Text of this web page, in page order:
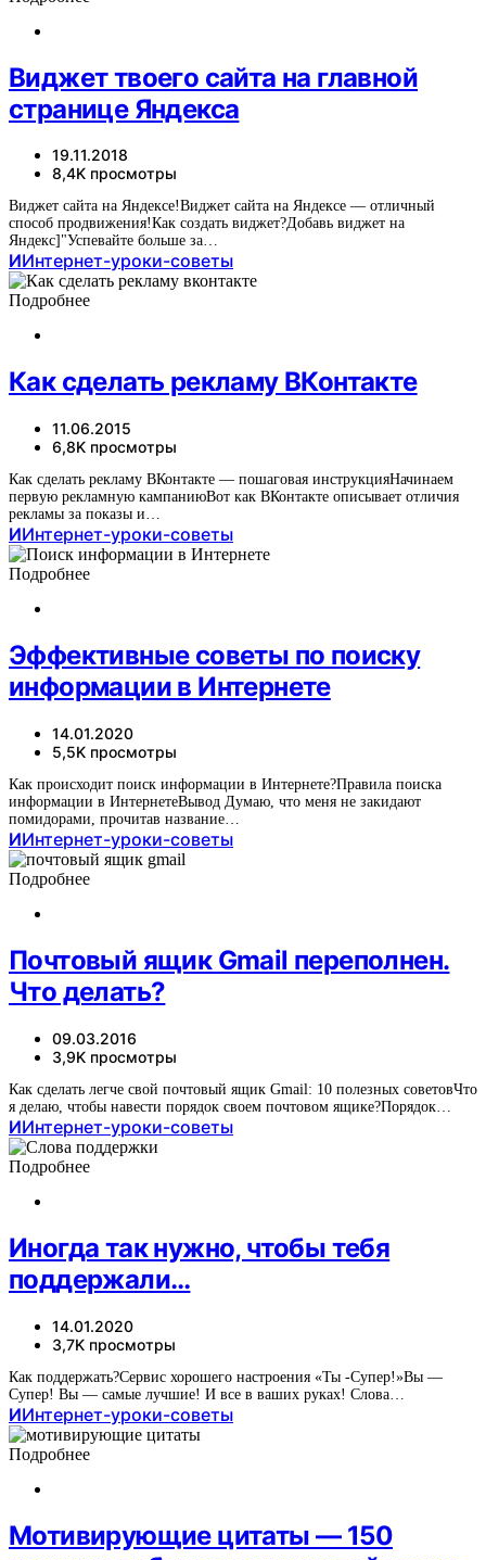
Виджет твоего сайта на главной
странице Яндекса
19.11.2018
8,4K просмотры
Виджет сайта на Яндексе!Виджет сайта на Яндексе — отличный
способ продвижения!Как создать виджет?Добавь виджет на
Яндекс]"Успевайте больше за…
ИИнтернет-уроки-советы
Подробнее
Как сделать рекламу ВКонтакте
11.06.2015
6,8K просмотры
Как сделать рекламу ВКонтакте — пошаговая инструкцияНачинаем
первую рекламную кампаниюВот как ВКонтакте описывает отличия
рекламы за показы и…
ИИнтернет-уроки-советы
Подробнее
Эффективные советы по поиску
информации в Интернете
14.01.2020
5,5K просмотры
Как происходит поиск информации в Интернете?Правила поиска
информации в ИнтернетеВывод Думаю, что меня не закидают
помидорами, прочитав название…
ИИнтернет-уроки-советы
Подробнее
Почтовый ящик Gmail переполнен.
Что делать?
09.03.2016
3,9K просмотры
Как сделать легче свой почтовый ящик Gmail: 10 полезных советовЧто
я делаю, чтобы навести порядок своем почтовом ящике?Порядок…
ИИнтернет-уроки-советы
Подробнее
Иногда так нужно, чтобы тебя
поддержали…
14.01.2020
3,7K просмотры
Как поддержать?Сервис хорошего настроения «Ты -Супер!»Вы —
Супер! Вы — самые лучшие! И все в ваших руках! Слова…
ИИнтернет-уроки-советы
Подробнее
Мотивирующие цитаты — 150